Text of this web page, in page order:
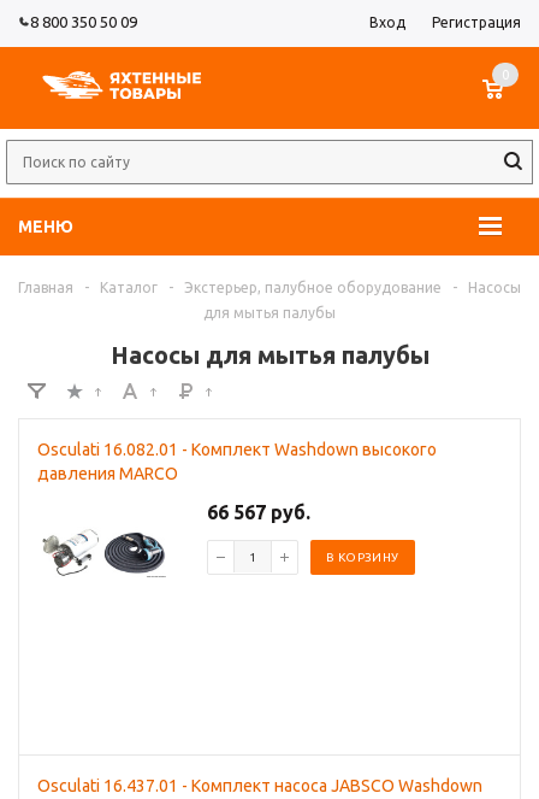
8 800 350 50 09 Вход Регистрация
МЕНЮ
0
Главная - Каталог - Экстерьер, палубное оборудование -
Насосы
для мытья палубы
Насосы для мытья палубы
Osculati 16.082.01 - Комплект Washdown высокого
давления MARCO
66 567 руб.
В КОРЗИНУ
Osculati 16.437.01 - Комплект насоса JABSCO Washdown